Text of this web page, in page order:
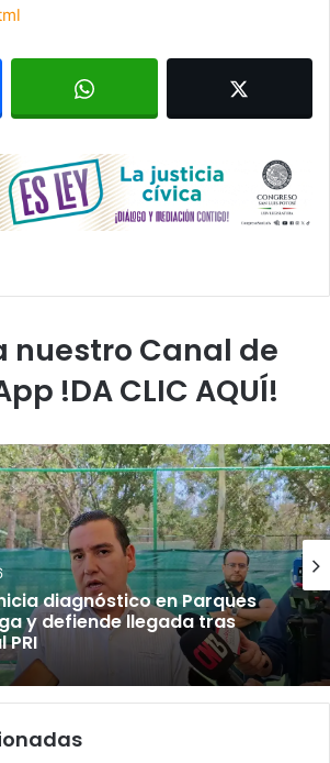
nuestro Canal de
!DA CLIC AQUÍ!
diagnóstico en Parques
y defiende llegada tras
PRI